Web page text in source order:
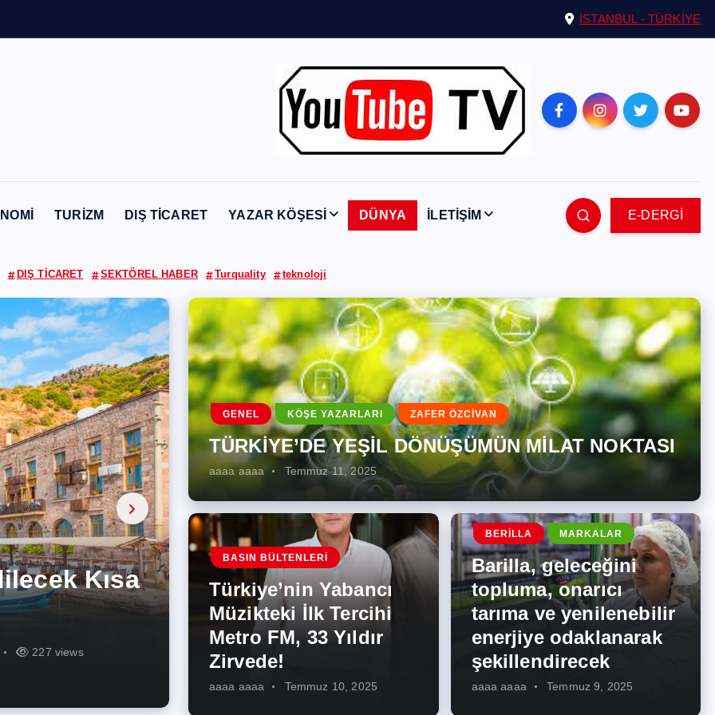
İSTANBUL - TÜRKİYE
TURİZM DIŞ TİCARET YAZAR KÖŞESİ DÜNYA İLETİŞİM E-DERGİ
DIŞ TİCARET SEKTÖREL HABER Turquality teknoloji
344 views
İlk
Zirvede!
273 views
onarıcı
275 views
Enerji
İş
287 views
Kısa
227 views
Artması
262 views
GENEL KÖŞE YAZARLARI ZAFER ÖZCİVAN
TÜRKİYE’DE YEŞİL DÖNÜŞÜMÜN MİLAT NOKTASI
aaaa aaaa Temmuz 11, 2025
BASIN BÜLTENLERI
Türkiye’nin Yabancı
Müzikteki İlk Tercihi
Metro FM, 33 Yıldır
Zirvede!
aaaa aaaa Temmuz 10, 2025
BERILLA MARKALAR
Barilla, geleceğini
topluma, onarıcı
tarıma ve yenilenebilir
enerjiye odaklanarak
şekillendirecek
aaaa aaaa Temmuz 9, 2025